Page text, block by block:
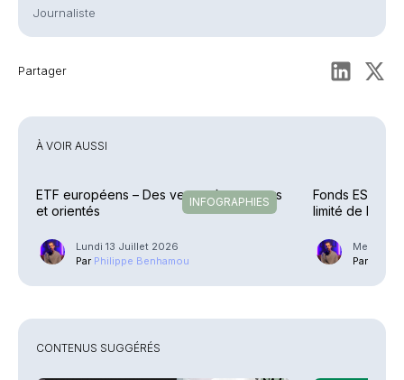
Journaliste
Partager
À VOIR AUSSI
INFOGRAPHIES
ETF européens – Des vents très porteurs
et orientés
Lundi 13 Juillet 2026
Par Philippe Benhamou
Fonds ESG –
limité de la
Mercredi
Par
CONTENUS SUGGÉRÉS